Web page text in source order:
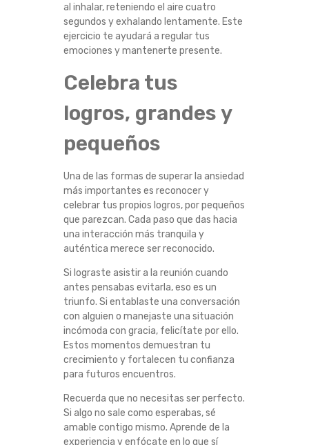
al inhalar, reteniendo el aire cuatro
segundos y exhalando lentamente. Este
ejercicio te ayudará a regular tus
emociones y mantenerte presente.
Celebra tus
logros, grandes y
pequeños
Una de las formas de superar la ansiedad
más importantes es reconocer y
celebrar tus propios logros, por pequeños
que parezcan. Cada paso que das hacia
una interacción más tranquila y
auténtica merece ser reconocido.
Si lograste asistir a la reunión cuando
antes pensabas evitarla, eso es un
triunfo. Si entablaste una conversación
con alguien o manejaste una situación
incómoda con gracia, felicítate por ello.
Estos momentos demuestran tu
crecimiento y fortalecen tu confianza
para futuros encuentros.
Recuerda que no necesitas ser perfecto.
Si algo no sale como esperabas, sé
amable contigo mismo. Aprende de la
experiencia y enfócate en lo que sí